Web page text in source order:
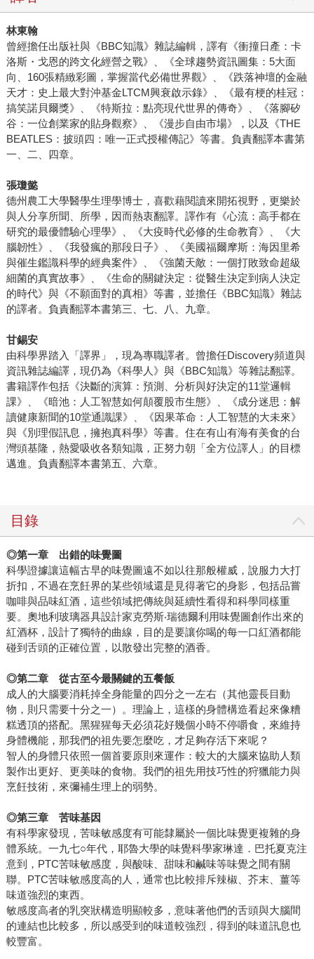
林東翰
曾經擔任出版社與《BBC知識》雜誌編輯，譯有《衝撞日產：卡
洛斯・戈恩的跨文化經營之戰》、《全球趨勢資訊圖集：5大面
向、160張精緻彩圖，掌握當代必備世界觀》、《跌落神壇的金融
天才：史上最大對沖基金LTCM興衰啟示錄》、《最有梗的桂冠：
搞笑諾貝爾獎》、《特斯拉：點亮現代世界的傳奇》、《落腳矽
谷：一位創業家的貼身觀察》、《漫步自由市場》，以及《THE
BEATLES：披頭四：唯一正式授權傳記》等書。負責翻譯本書第
一、二、四章。
張瓊懿
德州農工大學醫學生理學博士，喜歡藉閱讀來開拓視野，更樂於
與人分享所聞、所學，因而熱衷翻譯。譯作有《心流：高手都在
研究的最優體驗心理學》、《大疫時代必修的生命教育》、《大
腦韌性》、《我發瘋的那段日子》、《美國福爾摩斯：海因里希
與催生鑑識科學的經典案件》、《強菌天敵：一個打敗致命超級
細菌的真實故事》、《生命的關鍵決定：從醫生決定到病人決定
的時代》與《不願面對的真相》等書，並擔任《BBC知識》雜誌
的譯者。負責翻譯本書第三、七、八、九章。
甘錫安
由科學界踏入「譯界」，現為專職譯者。曾擔任Discovery頻道與
資訊雜誌編譯，現仍為《科學人》與《BBC知識》等雜誌翻譯。
書籍譯作包括《決斷的演算：預測、分析與好決定的11堂邏輯
課》、《暗池：人工智慧如何顛覆股市生態》、《成分迷思：解
讀健康新聞的10堂通識課》、《因果革命：人工智慧的大未來》
與《別理假訊息，擁抱真科學》等書。住在有山有海有美食的台
灣頭基隆，熱愛吸收各類知識，正努力朝「全方位譯人」的目標
邁進。負責翻譯本書第五、六章。
目錄
◎第一章 出錯的味覺圖
科學證據讓這幅古早的味覺圖遠不如以往那般權威，說服力大打
折扣，不過在烹飪界的某些領域還是見得著它的身影，包括品嘗
咖啡與品味紅酒，這些領域把傳統與延續性看得和科學同樣重
要。奧地利玻璃器具設計家克勞斯‧瑞德爾利用味覺圖創作出來的
紅酒杯，設計了獨特的曲線，目的是要讓你喝的每一口紅酒都能
碰到舌頭的正確位置，以散發出完整的酒香。
◎第二章 從古至今最關鍵的五餐飯
成人的大腦要消耗掉全身能量的四分之一左右（其他靈長目動
物，則只需要十分之一）。理論上，這樣的身體構造看起來像糟
糕透頂的搭配。黑猩猩每天必須花好幾個小時不停嚼食，來維持
身體機能，那我們的祖先要怎麼吃，才足夠存活下來呢？
智人的身體只依照一個首要原則來運作：較大的大腦來協助人類
製作出更好、更美味的食物。我們的祖先用技巧性的狩獵能力與
烹飪技術，來彌補生理上的弱勢。
◎第三章 苦味基因
有科學家發現，苦味敏感度有可能隸屬於一個比味覺更複雜的身
體系統。一九七○年代，耶魯大學的味覺科學家琳達．巴托夏克注
意到，PTC苦味敏感度，與酸味、甜味和鹹味等味覺之間有關
聯。PTC苦味敏感度高的人，通常也比較排斥辣椒、芥末、薑等
味道強烈的東西。
敏感度高者的乳突狀構造明顯較多，意味著他們的舌頭與大腦間
的連結也比較多，所以感受到的味道較強烈，得到的味道訊息也
較豐富。